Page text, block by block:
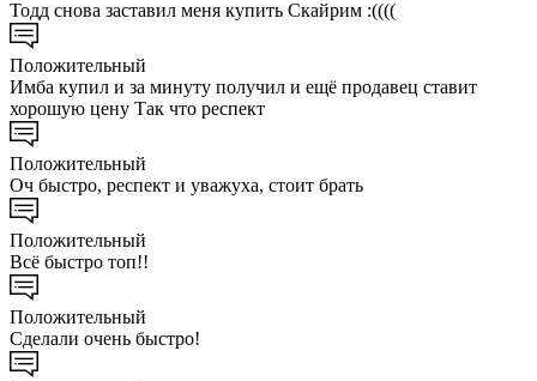
Тодд снова заставил меня купить Скайрим :((((
Положительный
Имба купил и за минуту получил и ещё продавец ставит
хорошую цену Так что респект
Положительный
Оч быстро, респект и уважуха, стоит брать
Положительный
Всё быстро топ!!
Положительный
Сделали очень быстро!